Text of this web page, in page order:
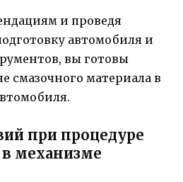
и проведя
автомобиля и
вы готовы
смазочного материала в
при процедуре
механизме